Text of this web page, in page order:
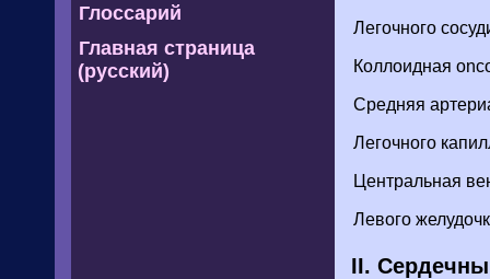
Глоссарий
Главная страница
(русский)
Легочного
Коллоидная
Средняя
Легочного
Центральная
Левого
II.